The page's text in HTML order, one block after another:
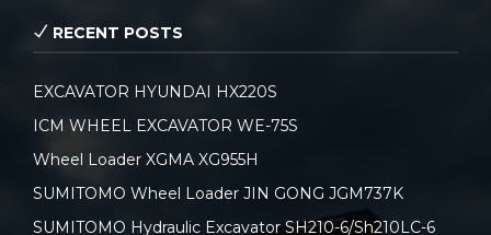
RECENT POSTS
EXCAVATOR HYUNDAI HX220S
ICM WHEEL EXCAVATOR WE-75S
Wheel Loader XGMA XG955H
SUMITOMO Wheel Loader JIN GONG JGM737K
SUMITOMO Hydraulic Excavator SH210-6/Sh210LC-6